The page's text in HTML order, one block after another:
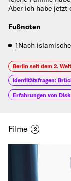
Aber ich habe jetzt
Fußnoten
1Nach
Berlin seit dem 2.
Identitätsfragen:
Erfahrungen von
Filme 2